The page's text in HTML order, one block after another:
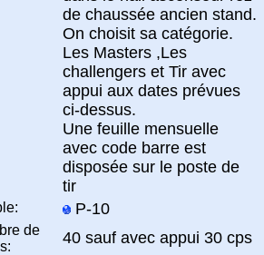
de chaussée ancien stand.
On choisit sa catégorie.
Les Masters ,Les
challengers et Tir avec
appui aux dates prévues
ci-dessus.
Une feuille mensuelle
avec code barre est
disposée sur le poste de
tir
P-10
de
40 sauf avec appui 30 cps